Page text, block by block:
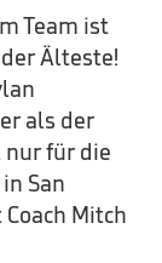
Team ist
Älteste!
als der
nur für die
San
Mitch